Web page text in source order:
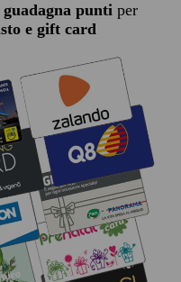
guadagna puntiper
e gift card